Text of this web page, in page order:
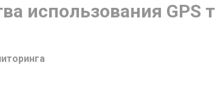
использования GPS